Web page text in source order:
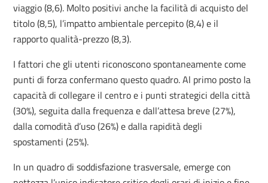
viaggio (8,6). Molto positivi anche la facilità di acquisto del
titolo (8,5), l’impatto ambientale percepito (8,4) e il
rapporto qualità-prezzo (8,3).
I fattori che gli utenti riconoscono spontaneamente come
punti di forza confermano questo quadro. Al primo posto la
capacità di collegare il centro e i punti strategici della città
(30%), seguita dalla frequenza e dall’attesa breve (27%),
dalla comodità d’uso (26%) e dalla rapidità degli
spostamenti (25%).
In un quadro di soddisfazione trasversale, emerge con